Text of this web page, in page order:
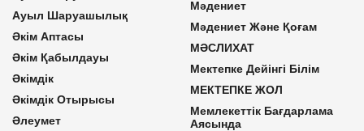
Ауыл Шаруашылық
Әкім Аптасы
Әкім Қабылдауы
Әкімдік
Әкімдік Отырысы
Әлеумет
Мәдениет
Мәдениет Және Қоғам
МӘСЛИХАТ
Мектепке Дейінгі Білім
МЕКТЕПКЕ ЖОЛ
Мемлекеттік Бағдарлама
Аясында